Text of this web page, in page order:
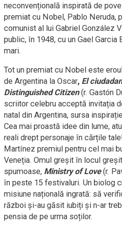
neconvențională inspirată de
premiat cu Nobel, Pablo Neruda,
comunist al lui Gabriel González
public, în 1948, cu un Gael
mari.
Tot un premiat cu Nobel este
de Argentina la Oscar, El
Distinguished Citizen(r. Gastón
scriitor celebru acceptă invitația
natal din Argentina, sursa
Cea mai proastă idee din lume,
reali drept personaje în cărțile
Martínez premiul pentru cel mai
Veneția. Omul greșit în locul
spumoase, Ministry of Love(r.
în peste 15 festivaluri. Un biolog
misiune națională ingrată: să
război și-au găsit iubiți și n-ar
pensia de pe urma soților.